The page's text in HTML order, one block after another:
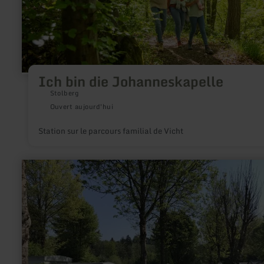
Ich bin die Johanneskapelle
Stolberg
Ouvert aujourd'hui
Station sur le parcours familial de Vicht
en
savoir
plus
sur
Ferienpark
Eifellux